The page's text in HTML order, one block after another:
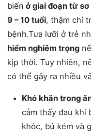
biến ở giai đoạn từ
9 – 10 tuổi, thậm chí
bệnh.Tưa lưỡi ở trẻ
hiểm nghiêm trọng
kịp thời. Tuy nhiên,
có thể gây ra nhiều
Khó khăn trong
cảm thấy đau khi
khóc, bú kém và